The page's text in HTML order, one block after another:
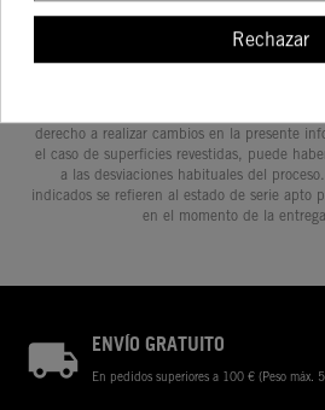
imágenes muestran equipamiento
adicional. Todos los datos relativos al
derecho a realizar cambios en la presente
el caso de superficies revestidas, puede
a las desviaciones habituales del
indicados se refieren al estado de serie apto
en el momento de la
ENVÍO GRATUITO
En pedidos superiores a 100 € (Peso máx.
Rechazar